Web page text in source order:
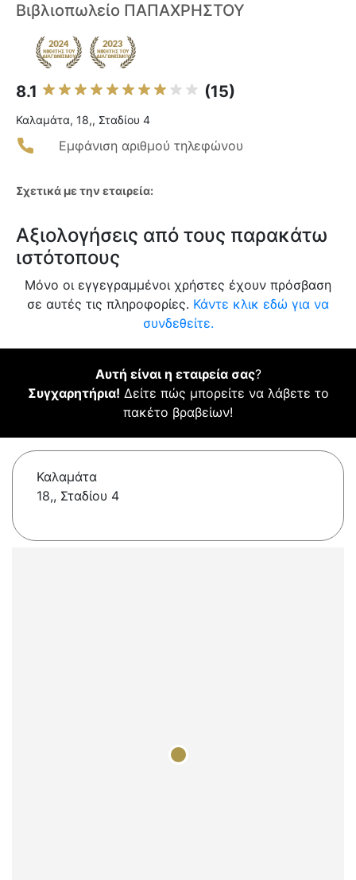
Βιβλιοπωλείο ΠΑΠΑΧΡΗΣΤΟΥ
8.1 (15)
Καλαμάτα, 18,, Σταδίου 4
Εμφάνιση αριθμού τηλεφώνου
Σχετικά με την εταιρεία:
Αξιολογήσεις από τους παρακάτω
ιστότοπους
Μόνο οι εγγεγραμμένοι χρήστες έχουν πρόσβαση
σε αυτές τις πληροφορίες. Κάντε κλικ εδώ για να
συνδεθείτε.
Αυτή είναι η εταιρεία σας?
Συγχαρητήρια! Δείτε πώς μπορείτε να λάβετε το
πακέτο βραβείων!
Καλαμάτα
18,, Σταδίου 4